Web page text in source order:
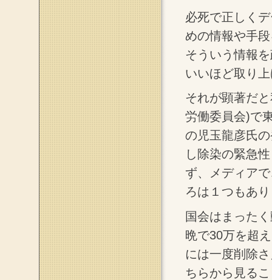
必死で正しく
めの情報や手
そういう情報
いいほど取り
それが顕著だ
労働委員会)で
の児玉龍彦氏
し除染の緊急
ず、メディア
ろは１つもあ
国会はまった
晩で30万を超
には一度削除
ちらから見る